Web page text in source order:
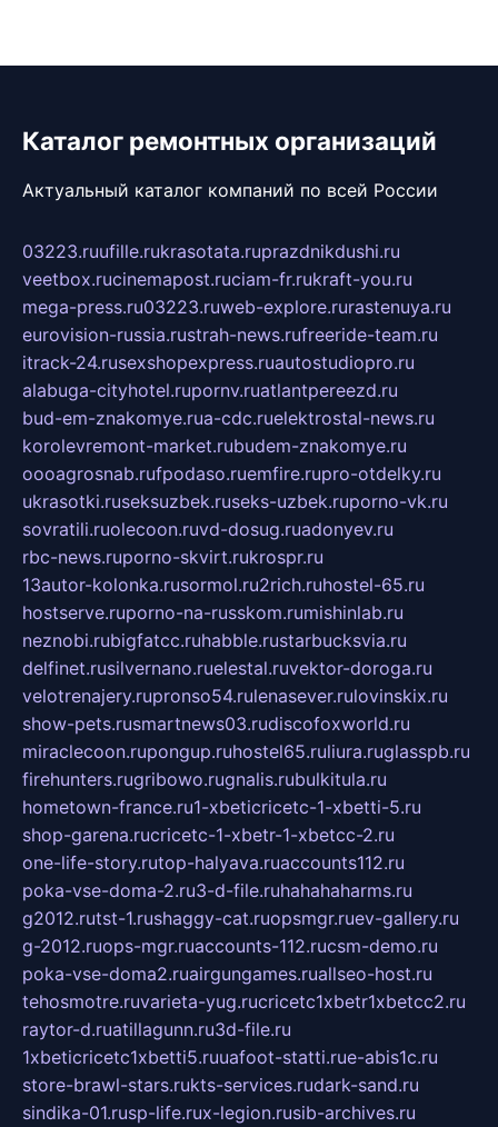
Каталог ремонтных организаций
Актуальный каталог компаний по всей России
03223.ruufille.rukrasotata.ruprazdnikdushi.ru
veetbox.rucinemapost.ruciam-fr.rukraft-you.ru
mega-press.ru03223.ruweb-explore.rurastenuya.ru
eurovision-russia.rustrah-news.rufreeride-team.ru
itrack-24.rusexshopexpress.ruautostudiopro.ru
alabuga-cityhotel.rupornv.ruatlantpereezd.ru
bud-em-znakomye.rua-cdc.ruelektrostal-news.ru
korolevremont-market.rubudem-znakomye.ru
oooagrosnab.rufpodaso.ruemfire.rupro-otdelky.ru
ukrasotki.ruseksuzbek.ruseks-uzbek.ruporno-vk.ru
sovratili.ruolecoon.ruvd-dosug.ruadonyev.ru
rbc-news.ruporno-skvirt.rukrospr.ru
13autor-kolonka.rusormol.ru2rich.ruhostel-65.ru
hostserve.ruporno-na-russkom.rumishinlab.ru
neznobi.rubigfatcc.ruhabble.rustarbucksvia.ru
delfinet.rusilvernano.ruelestal.ruvektor-doroga.ru
velotrenajery.rupronso54.rulenasever.rulovinskix.ru
show-pets.rusmartnews03.rudiscofoxworld.ru
miraclecoon.rupongup.ruhostel65.ruliura.ruglasspb.ru
firehunters.rugribowo.rugnalis.rubulkitula.ru
hometown-france.ru1-xbeticricetc-1-xbetti-5.ru
shop-garena.rucricetc-1-xbetr-1-xbetcc-2.ru
one-life-story.rutop-halyava.ruaccounts112.ru
poka-vse-doma-2.ru3-d-file.ruhahahaharms.ru
g2012.rutst-1.rushaggy-cat.ruopsmgr.ruev-gallery.ru
g-2012.ruops-mgr.ruaccounts-112.rucsm-demo.ru
poka-vse-doma2.ruairgungames.ruallseo-host.ru
tehosmotre.ruvarieta-yug.rucricetc1xbetr1xbetcc2.ru
raytor-d.ruatillagunn.ru3d-file.ru
1xbeticricetc1xbetti5.ruuafoot-statti.rue-abis1c.ru
store-brawl-stars.rukts-services.rudark-sand.ru
sindika-01.rusp-life.rux-legion.rusib-archives.ru